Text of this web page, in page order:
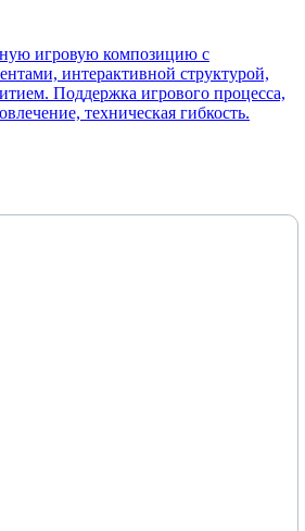
игровую композицию с
интерактивной структурой,
Поддержка игрового процесса,
техническая гибкость.